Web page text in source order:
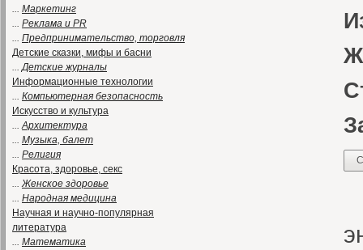
... Маркетинг
... Реклама и PR
... Предпринимательство, торговля
Детские сказки, мифы и басни
...Детские журналы
Информационные технологии
... Компьютерная безопасность
Искусство и культура
...Архитектура
... Музыка, балет
... Религия
Красота, здоровье, секс
...Женское здоровье
... Народная медицина
Научная и научно-популярная
литература
... Математика